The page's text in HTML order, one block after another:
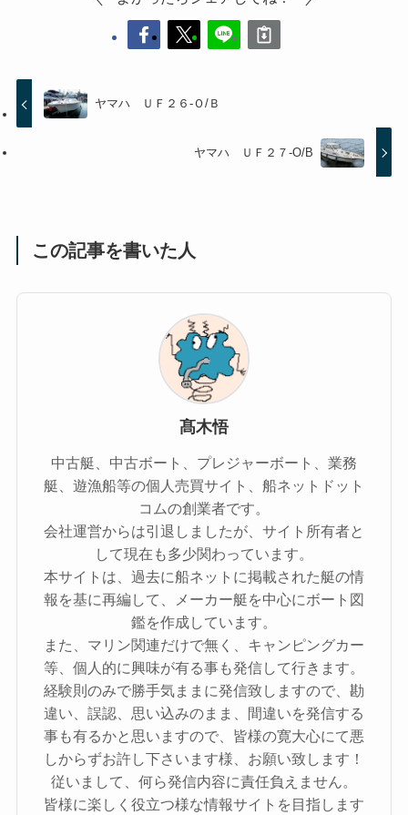
ヤマハ ＵＦ２６-Ｏ/Ｂ
ヤマハ ＵＦ２７-O/B
この記事を書いた人
髙木悟
中古艇、中古ボート、プレジャーボート、業務
艇、遊漁船等の個人売買サイト、船ネットドット
コムの創業者です。
会社運営からは引退しましたが、サイト所有者と
して現在も多少関わっています。
本サイトは、過去に船ネットに掲載された艇の情
報を基に再編して、メーカー艇を中心にボート図
鑑を作成しています。
また、マリン関連だけで無く、キャンピングカー
等、個人的に興味が有る事も発信して行きます。
経験則のみで勝手気ままに発信致しますので、勘
違い、誤認、思い込みのまま、間違いを発信する
事も有るかと思いますので、皆様の寛大心にて悪
しからずお許し下さいます様、お願い致します！
従いまして、何ら発信内容に責任負えません。
皆様に楽しく役立つ様な情報サイトを目指します